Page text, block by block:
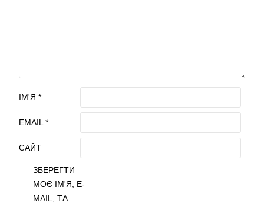
ІМ'Я *
EMAIL *
САЙТ
ЗБЕРЕГТИ
МОЄ ІМ'Я, E-
MAIL, ТА